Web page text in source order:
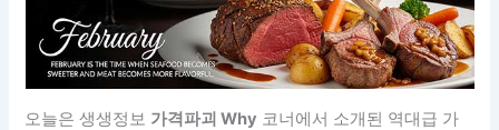
오늘은 생생정보 가격파괴 Why 코너에서 소개된 역대급 가